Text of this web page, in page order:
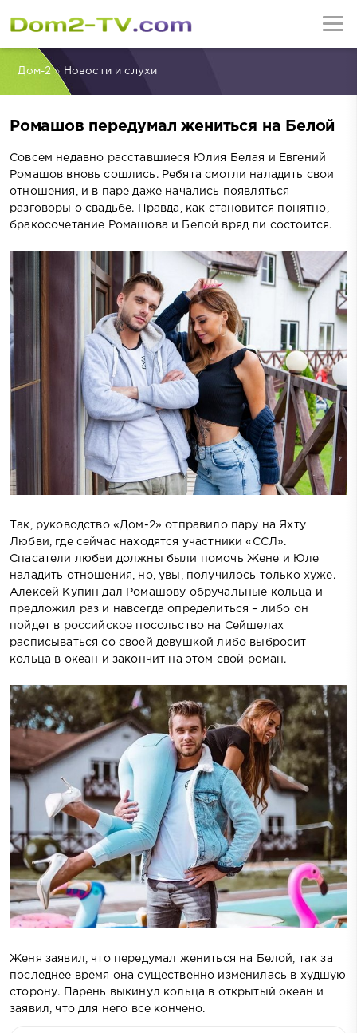
Дом-2» Новости и слухи
Ромашов передумал жениться на Белой
Совсем недавно расставшиеся Юлия Белая и Евгений
Ромашов вновь сошлись. Ребята смогли наладить свои
отношения, и в паре даже начались появляться
разговоры о свадьбе. Правда, как становится понятно,
бракосочетание Ромашова и Белой вряд ли состоится.
Так, руководство «Дом-2» отправило пару на Яхту
Любви, где сейчас находятся участники «ССЛ».
Спасатели любви должны были помочь Жене и Юле
наладить отношения, но, увы, получилось только хуже.
Алексей Купин дал Ромашову обручальные кольца и
предложил раз и навсегда определиться – либо он
пойдет в российское посольство на Сейшелах
расписываться со своей девушкой либо выбросит
кольца в океан и закончит на этом свой роман.
Женя заявил, что передумал жениться на Белой, так за
последнее время она существенно изменилась в худшую
сторону. Парень выкинул кольца в открытый океан и
заявил, что для него все кончено.